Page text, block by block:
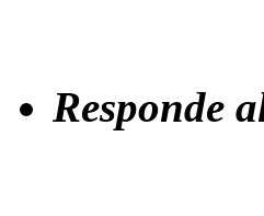
Responde